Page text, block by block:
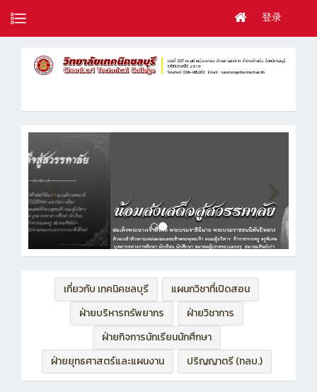
登录
เกี่ยวกับ เทคนิคชลบุรี
แผนกวิชาที่เปิดสอน
ฝ่ายบริหารทรัพยากร
ฝ่ายวิชาการ
ฝ่ายกิจการนักเรียนนักศึกษา
ฝ่ายยุทธศาสตร์และแผนงาน
ปริญญาตรี (ทลบ.)